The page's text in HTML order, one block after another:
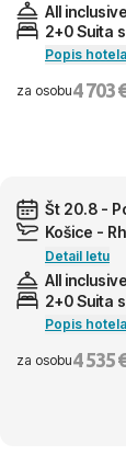
All inclusive
2+0 Suita
Popis
za osobu4 703
Št 20.8 -
Košice -
Detail letu
All inclusive
2+0 Suita
Popis
za osobu4 535